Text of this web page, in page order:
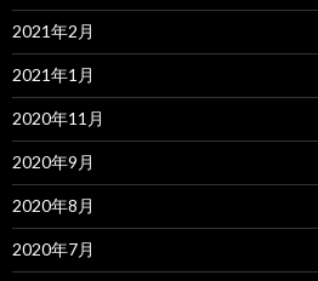
2021年2月
2021年1月
2020年11月
2020年9月
2020年8月
2020年7月